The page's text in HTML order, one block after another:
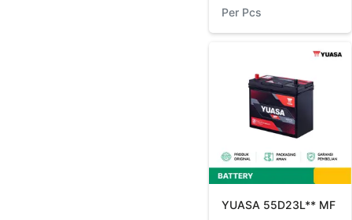
Per Pcs
YUASA 55D23L** MF